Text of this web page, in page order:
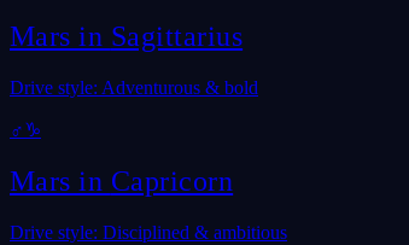
Mars in Sagittarius
Drive style: Adventurous & bold
♂♑
Mars in Capricorn
Drive style: Disciplined & ambitious